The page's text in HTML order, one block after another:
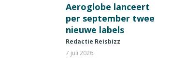
Aeroglobe lanceert
per september twee
nieuwe labels
Redactie Reisbizz
7 juli 2026